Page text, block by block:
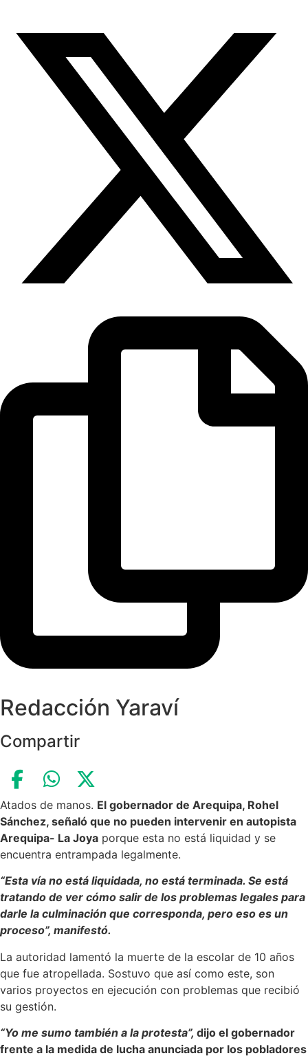
Redacción Yaraví
Compartir
Atados de manos. El gobernador de Arequipa, Rohel
Sánchez, señaló que no pueden intervenir en autopista
Arequipa- La Joya porque esta no está liquidad y se
encuentra entrampada legalmente.
“Esta vía no está liquidada, no está terminada. Se está
tratando de ver cómo salir de los problemas legales para
darle la culminación que corresponda, pero eso es un
proceso”, manifestó.
La autoridad lamentó la muerte de la escolar de 10 años
que fue atropellada. Sostuvo que así como este, son
varios proyectos en ejecución con problemas que recibió
su gestión.
“Yo me sumo también a la protesta”, dijo el gobernador
frente a la medida de lucha anunciada por los pobladores